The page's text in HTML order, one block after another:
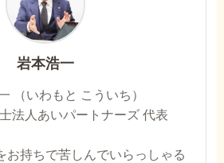
岩本浩一
（いわもと こういち）
法人あいパートナーズ 代表
お持ちで苦しんでいらっしゃる